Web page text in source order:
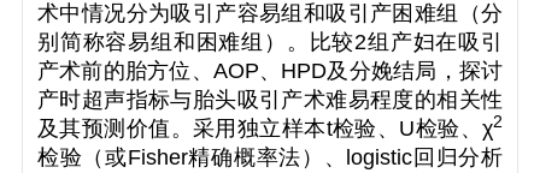
术中情况分为吸引产容易组和吸引产困难组（分
别简称容易组和困难组）。比较2组产妇在吸引
产术前的胎方位、AOP、HPD及分娩结局，探讨
产时超声指标与胎头吸引产术难易程度的相关性
及其预测价值。采用独立样本t检验、 U检验、 χ2
检验（或Fisher精确概率法）、logistic回归分析